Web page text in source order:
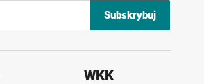
Subskrybuj
WKK